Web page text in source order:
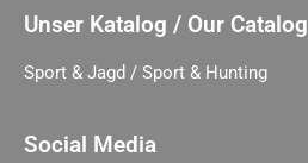
Unser Katalog / Our Catalog
Sport & Jagd / Sport & Hunting
Social Media